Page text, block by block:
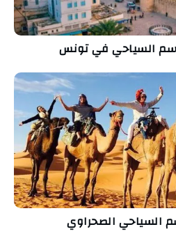
السياحي في تونس
السياحي الصحراوي